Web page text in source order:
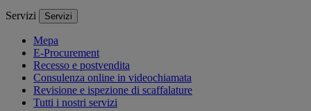
Servizi Servizi
Mepa
E-Procurement
Recesso e postvendita
Consulenza online in videochiamata
Revisione e ispezione di scaffalature
Tutti i nostri servizi